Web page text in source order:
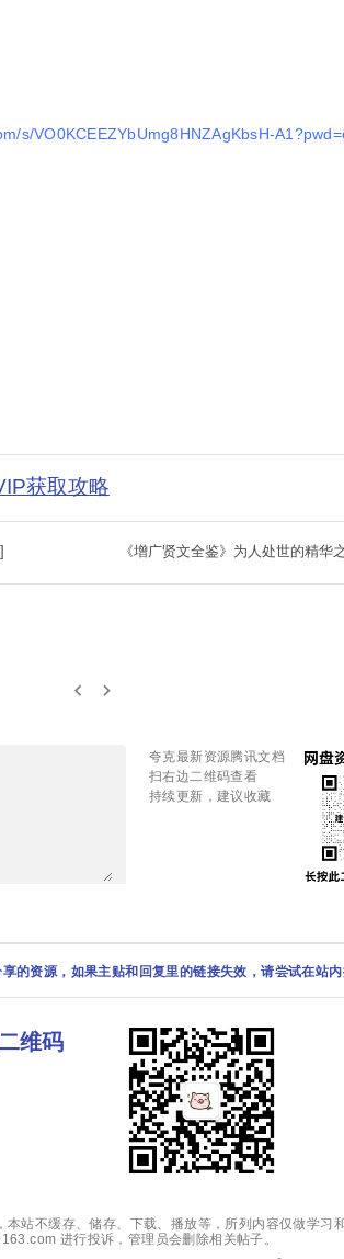
s/VO0KCEEZYbUmg8HNZAgKbsH-
获取攻略
《增广贤文全鉴》为人处世的精华
keyboard_arrow_left keyboard_arrow_right
夸克最新资源腾讯文档
扫右边二维码查看
持续更新，建议收藏
的资源，如果主贴和回复里的链接失效，请尝试在站
维码
本站不缓存、储存、下载、播放等，所列内容仅做学
进行投诉，管理员会删除相关帖子。